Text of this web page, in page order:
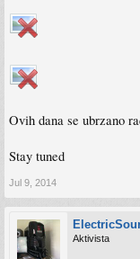
Ovih dana se ubrzano
Stay tuned
Jul 9, 2014
Aktivista